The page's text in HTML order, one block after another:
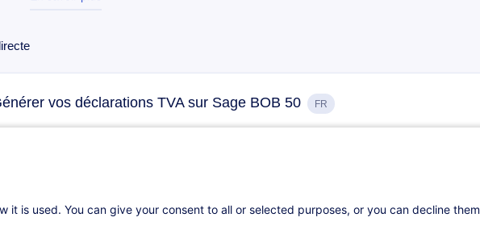
test
vos déclarations TVA sur Sage BOB 50 FR
is used. You can give your consent to all or selected purposes, or you can decline them